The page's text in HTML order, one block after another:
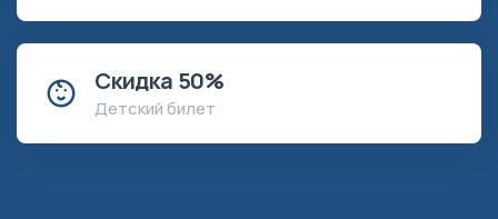
Скидка 50%
Детский билет